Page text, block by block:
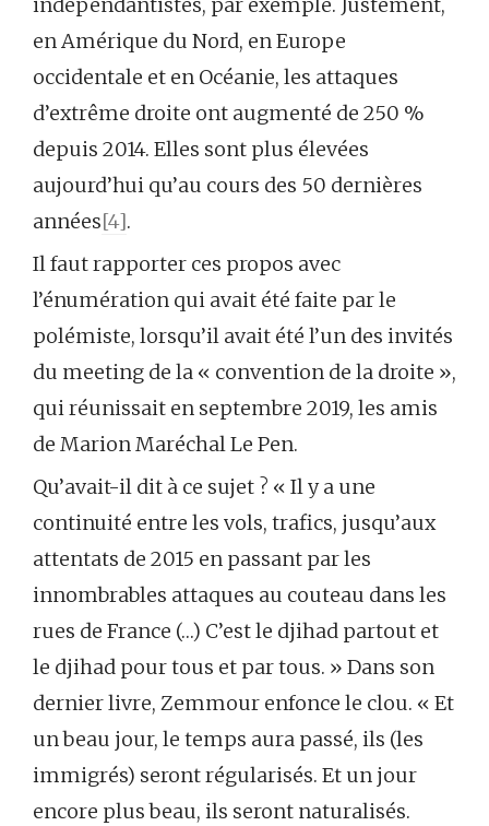
en Amérique du Nord, en Europe
occidentale et en Océanie, les attaques
d’extrême droite ont augmenté de 250 %
depuis 2014. Elles sont plus élevées
aujourd’hui qu’au cours des 50 dernières
années[4].
Il faut rapporter ces propos avec
l’énumération qui avait été faite par le
polémiste, lorsqu’il avait été l’un des invités
du meeting de la « convention de la droite »,
qui réunissait en septembre 2019, les amis
de Marion Maréchal Le Pen.
Qu’avait-il dit à ce sujet ? « Il y a une
continuité entre les vols, trafics, jusqu’aux
attentats de 2015 en passant par les
innombrables attaques au couteau dans les
rues de France (…) C’est le djihad partout et
le djihad pour tous et par tous. » Dans son
dernier livre, Zemmour enfonce le clou. « Et
un beau jour, le temps aura passé, ils (les
immigrés) seront régularisés. Et un jour
encore plus beau, ils seront naturalisés.